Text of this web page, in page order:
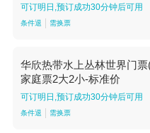
可订明日,预订成功30分钟后可用
条件退 需换票
华欣热带水上丛林世界门
家庭票2大2小-标准价
可订明日,预订成功30分钟后可用
条件退 需换票